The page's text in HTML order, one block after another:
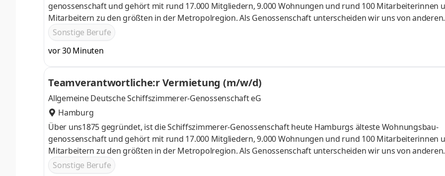
genossenschaft und gehört mit rund 17.000 Mitgliedern, 9.000 Wohnungen und rund 100 Mitarbeiterinnen
Mitarbeitern zu den größten in der Metropolregion. Als Genossenschaft unterscheiden wir uns von anderen
Wohnungs unternehmen. Wir sind eine Solidargemeinschaft, die wirtschaftlich verantwortungsbewusst
das genossenschaftliche Prinzip der Selbsthilfe weiterhin lebt.Zur Verstärkung unseres Teams in unserer
Vermietung suchen wir zum nächstmöglichen Zeitpunkt und in Vollzeit (37 Stunden/Woche) eineTeamleitung
Vermietung (m⁠/⁠w⁠/⁠d)Ihre AufgabenFachliche und disziplinarische
Sonstige Berufe
vor 30 Minuten
Teamverantwortliche:r Vermietung (m/w/d)
Allgemeine Deutsche Schiffszimmerer-Genossenschaft eG
Hamburg
Über uns1875 gegründet, ist die Schiffszimmerer-Genossenschaft heute Hamburgs älteste Wohnungs­bau­
genossenschaft und gehört mit rund 17.000 Mitgliedern, 9.000 Wohnungen und rund 100 Mitarbeiterinnen
Mitarbeitern zu den größten in der Metropolregion. Als Genossenschaft unterscheiden wir uns von anderen
Wohnungs unternehmen. Wir sind eine Solidargemeinschaft, die wirtschaftlich verantwortungsbewusst
Sonstige Berufe